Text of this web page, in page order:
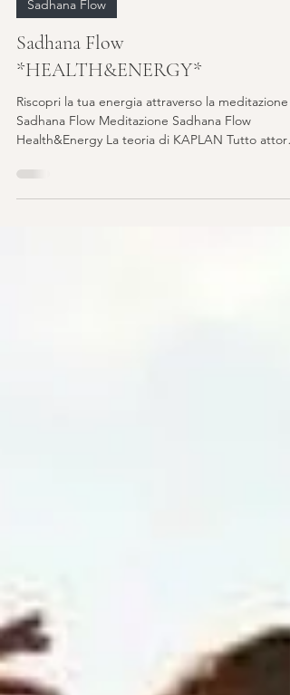
Francesca Natali
Sadhana Flow
Sadhana Flow
*HEALTH&ENERGY*
Riscopri la tua energia attraverso la meditazione
Health&Energy La teoria di KAPLAN Tutto
a...